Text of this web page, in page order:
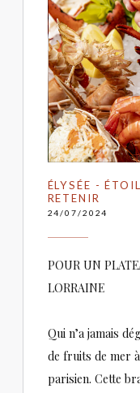
ÉLYSÉE -
RETENIR
24/07/2024
POUR UN
LORRAINE
Qui n’a jamais
de fruits de mer
parisien. Cette